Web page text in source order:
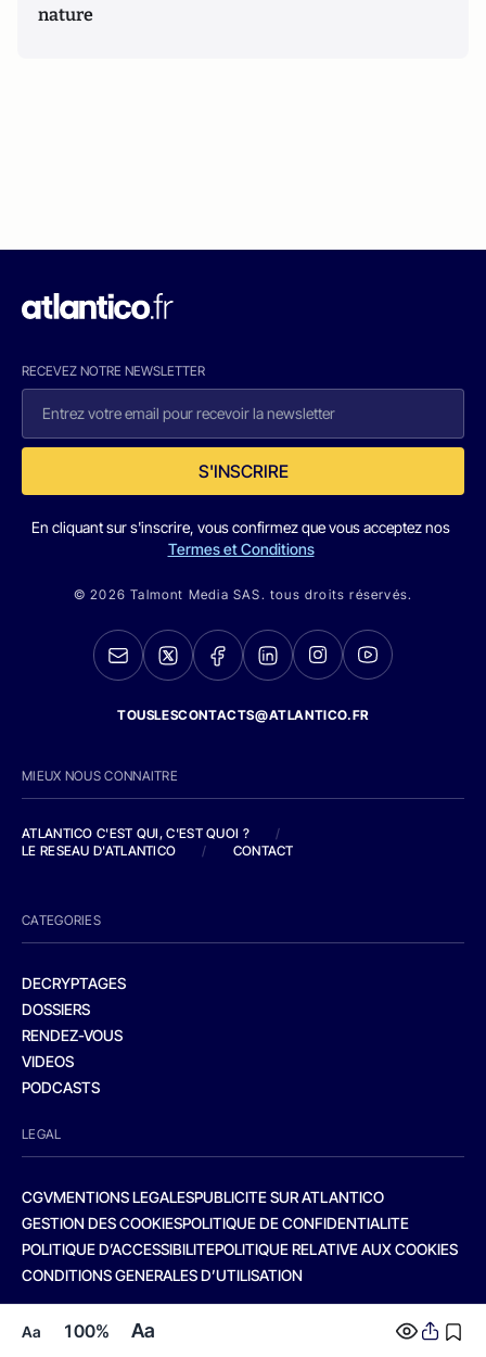
Aa 100% Aa
nature
RECEVEZ NOTRE NEWSLETTER
S'INSCRIRE
En cliquant sur s'inscrire, vous confirmez que vous acceptez nos
Termes et Conditions
© 2026 Talmont Media SAS. tous droits réservés.
TOUSLESCONTACTS@ATLANTICO.FR
MIEUX NOUS CONNAITRE
ATLANTICO C'EST QUI, C'EST QUOI ?
/
LE RESEAU D'ATLANTICO
/ CONTACT
CATEGORIES
DECRYPTAGES
DOSSIERS
RENDEZ-VOUS
VIDEOS
PODCASTS
LEGAL
CGVMENTIONS LEGALESPUBLICITE SUR ATLANTICO
GESTION DES COOKIESPOLITIQUE DE CONFIDENTIALITE
POLITIQUE D’ACCESSIBILITEPOLITIQUE RELATIVE AUX COOKIES
CONDITIONS GENERALES D’UTILISATION